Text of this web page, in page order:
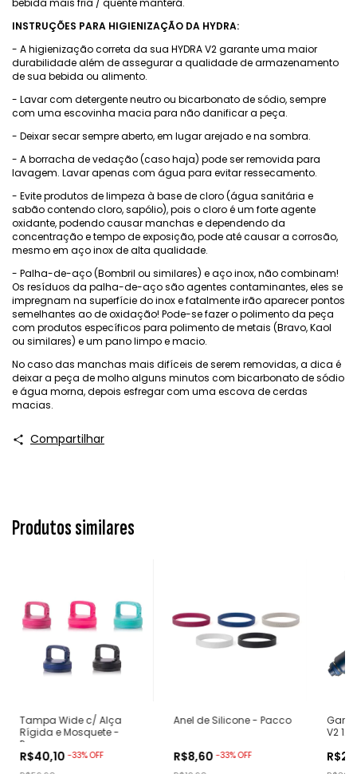
bebida mais fria / quente manterá.
INSTRUÇÕES PARA HIGIENIZAÇÃO DA HYDRA:
- A higienização correta da sua HYDRA V2 garante uma maior
durabilidade além de assegurar a qualidade de armazenamento
de sua bebida ou alimento.
- Lavar com detergente neutro ou bicarbonato de sódio, sempre
com uma escovinha macia para não danificar a peça.
- Deixar secar sempre aberto, em lugar arejado e na sombra.
- A borracha de vedação (caso haja) pode ser removida para
lavagem. Lavar apenas com água para evitar ressecamento.
- Evite produtos de limpeza à base de cloro (água sanitária e
sabão contendo cloro, sapólio), pois o cloro é um forte agente
oxidante, podendo causar manchas e dependendo da
concentração e tempo de exposição, pode até causar a corrosão,
mesmo em aço inox de alta qualidade.
- Palha-de-aço (Bombril ou similares) e aço inox, não combinam!
Os resíduos da palha-de-aço são agentes contaminantes, eles se
impregnam na superfície do inox e fatalmente irão aparecer pontos
semelhantes ao de oxidação! Pode-se fazer o polimento da peça
com produtos específicos para polimento de metais (Bravo, Kaol
ou similares) e um pano limpo e macio.
No caso das manchas mais difíceis de serem removidas, a dica é
deixar a peça de molho alguns minutos com bicarbonato de sódio
e água morna, depois esfregar com uma escova de cerdas
macias.
Compartilhar
Produtos similares
Tampa Wide c/ Alça
Rígida e Mosquete -
Pacco
R$40,10-33%OFF
Anel de Silicone - Pacco
R$8,60-33%OFF
V2